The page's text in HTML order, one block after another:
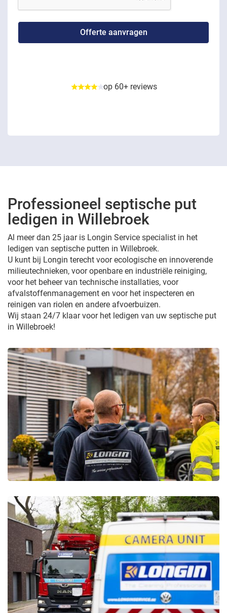
op 60+ reviews
Professioneel septische put
ledigen in Willebroek
Al meer dan 25 jaar is Longin Service specialist in het
ledigen van septische putten in Willebroek.
U kunt bij Longin terecht voor ecologische en innoverende
milieutechnieken, voor openbare en industriële reiniging,
voor het beheer van technische installaties, voor
afvalstoffenmanagement en voor het inspecteren en
reinigen van riolen en andere afvoerbuizen.
Wij staan 24/7 klaar voor het ledigen van uw septische put
in Willebroek!